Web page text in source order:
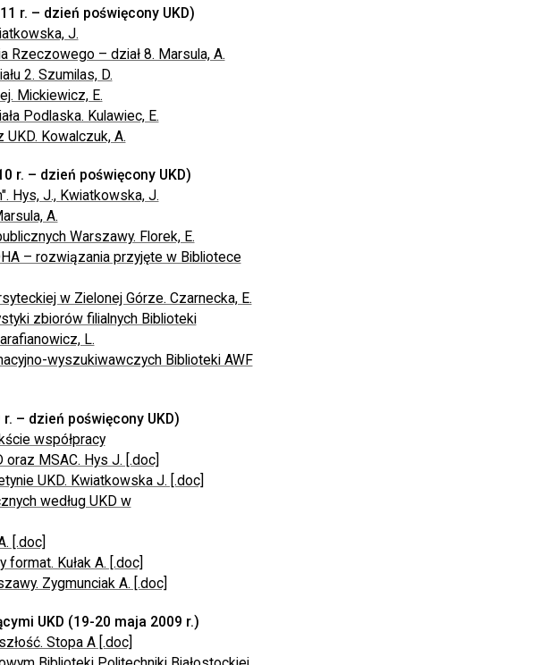
r. – dzień poświęcony UKD)
J.
Rzeczowego – dział 8. Marsula, A.
2. Szumilas, D.
Mickiewicz, E.
Podlaska. Kulawiec, E.
Kowalczuk, A.
r. – dzień poświęcony UKD)
Hys, J., Kwiatkowska, J.
A.
Warszawy. Florek, E.
– rozwiązania przyjęte w Bibliotece
w Zielonej Górze. Czarnecka, E.
zbiorów filialnych Biblioteki
L.
wyszukiwawczych Biblioteki AWF
– dzień poświęcony UKD)
współpracy
MSAC. Hys J. [.doc]
UKD. Kwiatkowska J. [.doc]
według UKD w
[.doc]
Kułak A. [.doc]
Zygmunciak A. [.doc]
UKD (19-20 maja 2009 r.)
Stopa A [.doc]